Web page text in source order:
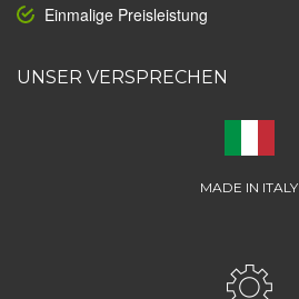
Einmalige Preisleistung
UNSER VERSPRECHEN
MADE IN ITALY